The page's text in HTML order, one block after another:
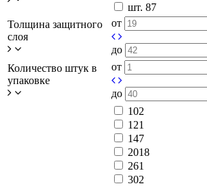
шт. 87
Толщина защитного
слоя
от
до
Количество штук в
упаковке
от
до
102
121
147
2018
261
302